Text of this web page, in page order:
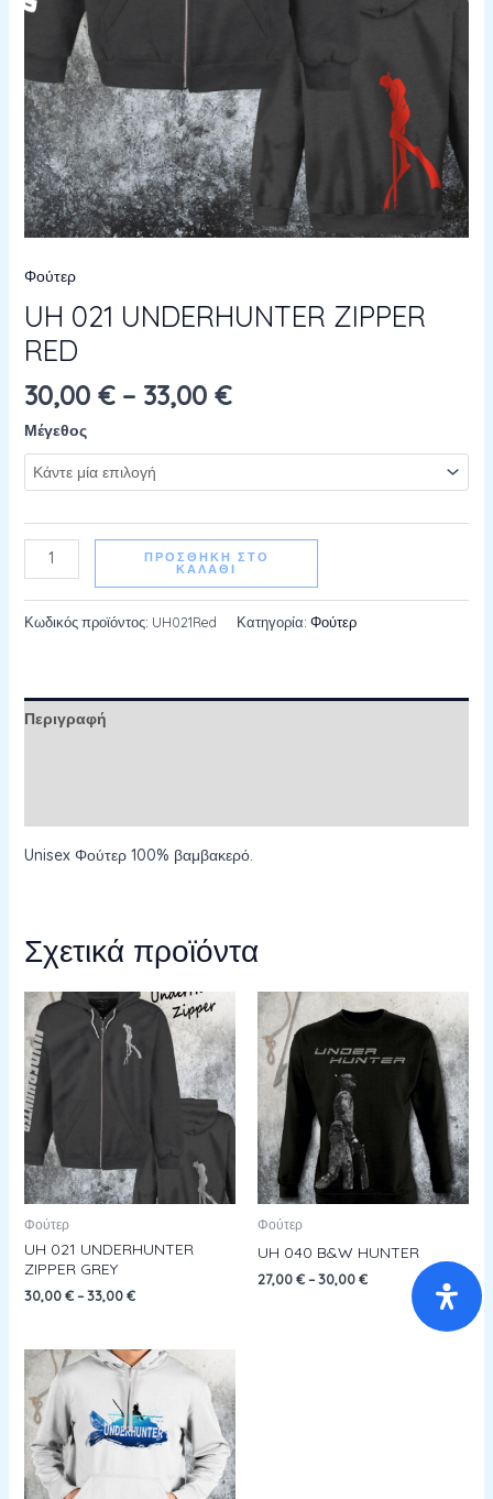
Φούτερ
UH 021 UNDERHUNTER ZIPPER
RED
30,00 €– 33,00 €
Μέγεθος
ΠΡΟΣΘΉΚΗ ΣΤΟ
ΚΑΛΆΘΙ
Κωδικός προϊόντος: UH021Red Κατηγορία: Φούτερ
Περιγραφή
Unisex Φούτερ 100% βαμβακερό.
Σχετικά προϊόντα
Φούτερ
UH 021 UNDERHUNTER
ZIPPER GREY
30,00€–33,00€
Φούτερ
UH 040 B&W HUNTER
27,00€–30,00€